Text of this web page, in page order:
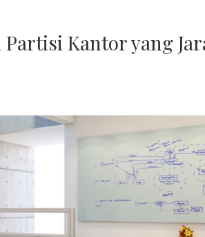
Kantor yang